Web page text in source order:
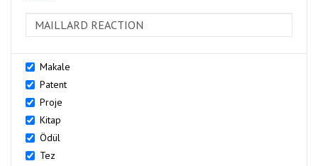
Makale
Patent
Proje
Kitap
Ödül
Tez